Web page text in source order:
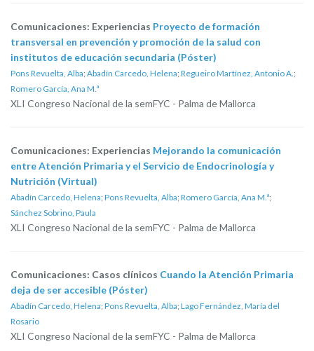
Comunicaciones: Experiencias Proyecto de formación
transversal en prevención y promoción de la salud con
institutos de educación secundaria (Póster)
Pons Revuelta, Alba; Abadín Carcedo, Helena; Regueiro Martínez, Antonio A.;
Romero García, Ana M.ª
XLI Congreso Nacional de la semFYC - Palma de Mallorca
Comunicaciones: Experiencias Mejorando la comunicación
entre Atención Primaria y el Servicio de Endocrinología y
Nutrición (Virtual)
Abadín Carcedo, Helena; Pons Revuelta, Alba; Romero García, Ana M.ª;
Sánchez Sobrino, Paula
XLI Congreso Nacional de la semFYC - Palma de Mallorca
Comunicaciones: Casos clínicos Cuando la Atención Primaria
deja de ser accesible (Póster)
Abadín Carcedo, Helena; Pons Revuelta, Alba; Lago Fernández, María del
Rosario
XLI Congreso Nacional de la semFYC - Palma de Mallorca